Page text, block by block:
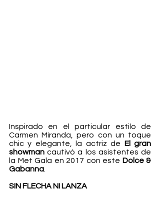
Inspirado en el particular estilo de
Carmen Miranda, pero con un toque
chic y elegante, la actriz de El gran
showman cautivó a los asistentes de
la Met Gala en 2017 con este Dolce &
Gabanna
SIN FLECHA NI LANZA